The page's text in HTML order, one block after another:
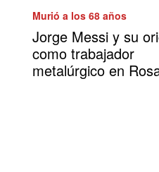
Murió a los 68 años
Jorge Messi y su
como trabajador
metalúrgico en